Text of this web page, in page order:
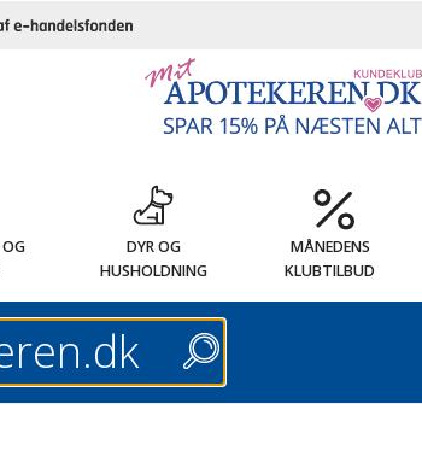
DYR OG
HUSHOLDNING
MÅNEDENS
KLUBTILBUD
Søg